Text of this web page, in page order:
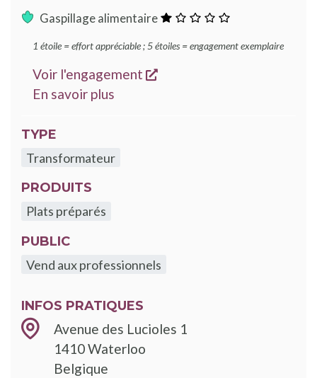
étoile
Gaspillage alimentaire
étoile
1 étoile = effort appréciable ; 5 étoiles = engagement exemplaire
Voir l'engagement
s'ouvre dans une
En savoir plus
TYPE
Transformateur
PRODUITS
Plats préparés
PUBLIC
Vend aux professionnels
INFOS PRATIQUES
Avenue des Lucioles 1
1410Waterloo
Belgique